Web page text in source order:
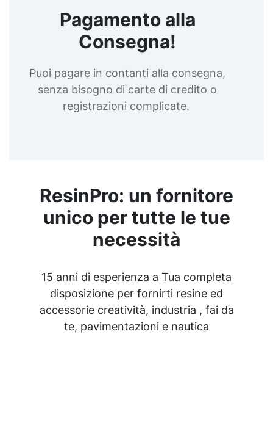
Pagamento alla
Consegna!
Puoi pagare in contanti alla consegna,
senza bisogno di carte di credito o
registrazioni complicate.
ResinPro: un fornitore
unico per tutte le tue
necessità
15 anni di esperienza a Tua completa
disposizione per fornirti resine ed
accessorie creatività, industria , fai da
te, pavimentazioni e nautica